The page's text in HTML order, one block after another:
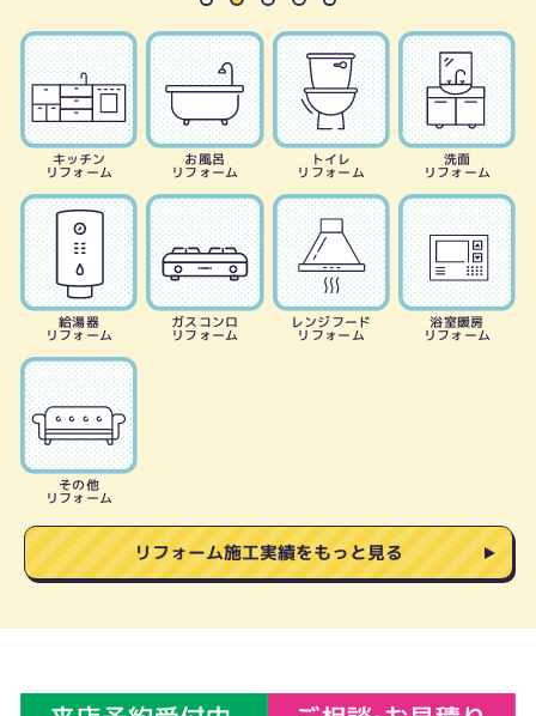
キッチン
リフォーム
お風呂
リフォーム
トイレ
リフォーム
洗面
リフォーム
給湯器
リフォーム
ガスコンロ
リフォーム
レンジフード
リフォーム
浴室暖房
リフォーム
その他
リフォーム
リフォーム施工実績をもっと見る